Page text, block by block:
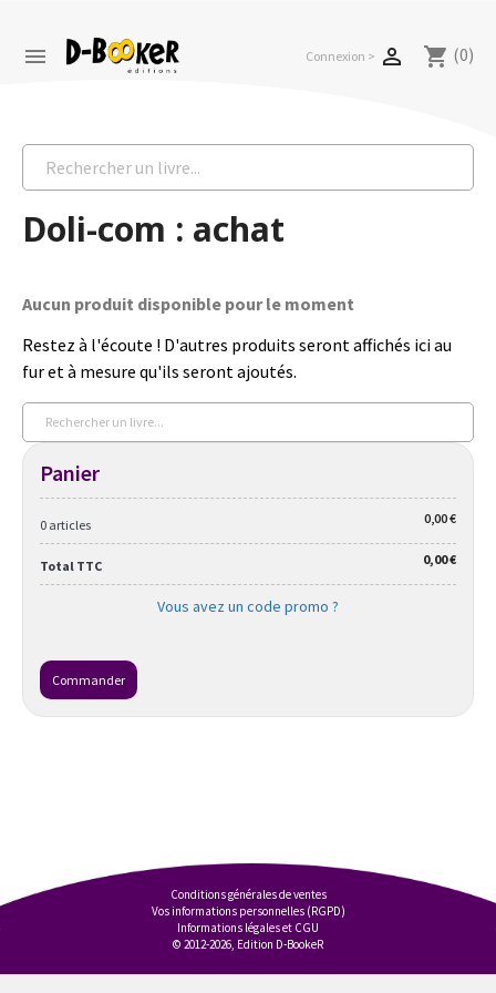
 Connexion >  shopping_cart (0)
Doli-com : achat
Aucun produit disponible pour le moment
Restez à l'écoute ! D'autres produits seront affichés ici au
fur et à mesure qu'ils seront ajoutés.
Panier
0 articles 0,00 €
Total TTC 0,00 €
Vous avez un code promo ?
Commander
Conditions générales de ventes
Vos informations personnelles (RGPD)
Informations légales et CGU
© 2012-2026, Edition D-BookeR